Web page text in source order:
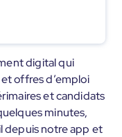
digital qui
offres d’emploi
et candidats
minutes,
depuis notre app et